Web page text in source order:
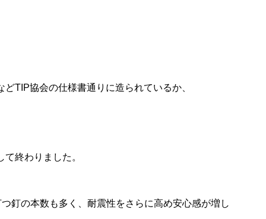
TIP協会の仕様書通りに造られているか、
終わりました。
釘の本数も多く、耐震性をさらに高め安心感が増し